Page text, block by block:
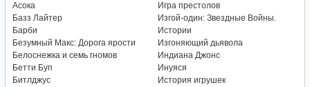
Асока
Базз Лайтер
Барби
Безумный Макс: Дорога ярости
Белоснежка и семь гномов
Бетти Буп
Битлджус
Игра престолов
Изгой-один: Звездные Войны.
Истории
Изгоняющий дьявола
Индиана Джонс
Инуяся
История игрушек